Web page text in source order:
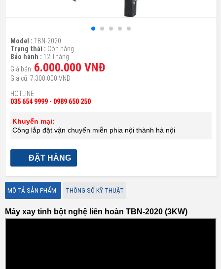
Model : TBN-2020
Trạng thái : Còn hàng
Bảo hành : 12 Tháng
Giá bán: 6.000.000 VNĐ
Giá cũ: 7.300.000 VNĐ
HOTLINE
035 654 9999 - 0989 650 250
Khuyến mại:
Công lắp đặt vận chuyển miễn phia nội thành hà nội
ĐẶT HÀNG
MÔ TẢ SẢN PHẨM THÔNG SỐ KỸ THUẬT
Máy xay tinh bột nghệ liên hoàn TBN-2020 (3KW)